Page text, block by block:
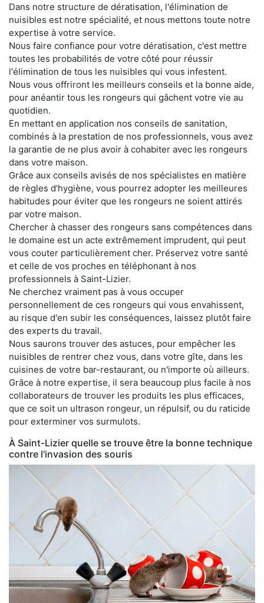
Dans notre structure de dératisation, l'élimination de
nuisibles est notre spécialité, et nous mettons toute notre
expertise à votre service.
Nous faire confiance pour votre dératisation, c'est mettre
toutes les probabilités de votre côté pour réussir
l'élimination de tous les nuisibles qui vous infestent.
Nous vous offriront les meilleurs conseils et la bonne aide,
pour anéantir tous les rongeurs qui gâchent votre vie au
quotidien.
En mettant en application nos conseils de sanitation,
combinés à la prestation de nos professionnels, vous avez
la garantie de ne plus avoir à cohabiter avec les rongeurs
dans votre maison.
Grâce aux conseils avisés de nos spécialistes en matière
de règles d'hygiène, vous pourrez adopter les meilleures
habitudes pour éviter que les rongeurs ne soient attirés
par votre maison.
Chercher à chasser des rongeurs sans compétences dans
le domaine est un acte extrêmement imprudent, qui peut
vous couter particulièrement cher. Préservez votre santé
et celle de vos proches en téléphonant à nos
professionnels à Saint-Lizier.
Ne cherchez vraiment pas à vous occuper
personnellement de ces rongeurs qui vous envahissent,
au risque d'en subir les conséquences, laissez plutôt faire
des experts du travail.
Nous saurons trouver des astuces, pour empêcher les
nuisibles de rentrer chez vous, dans votre gîte, dans les
cuisines de votre bar-restaurant, ou n'importe où ailleurs.
Grâce à notre expertise, il sera beaucoup plus facile à nos
collaborateurs de trouver les produits les plus efficaces,
que ce soit un ultrason rongeur, un répulsif, ou du raticide
pour exterminer vos surmulots.
À Saint-Lizier quelle se trouve être la bonne technique
contre l'invasion des souris